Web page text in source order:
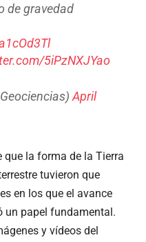
de gravedad
5iPzNXJYao
April
que la forma de la Tierra
tuvieron que
en los que el avance
un papel fundamental.
y vídeos del